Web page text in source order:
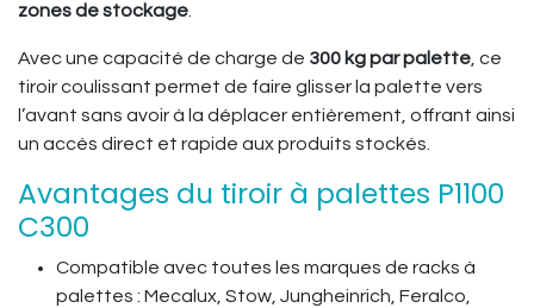
zones de stockage.
Avec une capacité de charge de 300 kg par palette, ce
tiroir coulissant permet de faire glisser la palette vers
l’avant sans avoir à la déplacer entièrement, offrant ainsi
un accès direct et rapide aux produits stockés.
Avantages du tiroir à palettes P1100
C300
Compatible avec toutes les marques de racks à
palettes : Mecalux, Stow, Jungheinrich, Feralco,